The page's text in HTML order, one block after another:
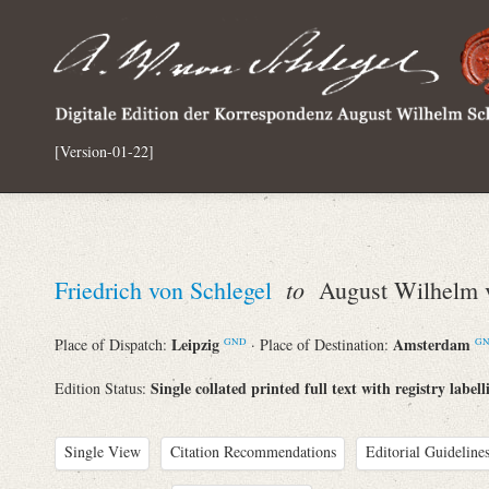
[Version-01-22]
Friedrich von Schlegel to August Wilhelm
Place of Dispatch: Leipzig GND · Place of Destination: Amsterdam
Edition Status: Single collated printed full text with registry
Single View Citation Recommendations Editorial